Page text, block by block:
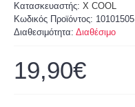
Κατασκευαστής: X COOL
Κωδικός Προϊόντος: 10101505
Διαθεσιμότητα: Διαθέσιμο
19,90€